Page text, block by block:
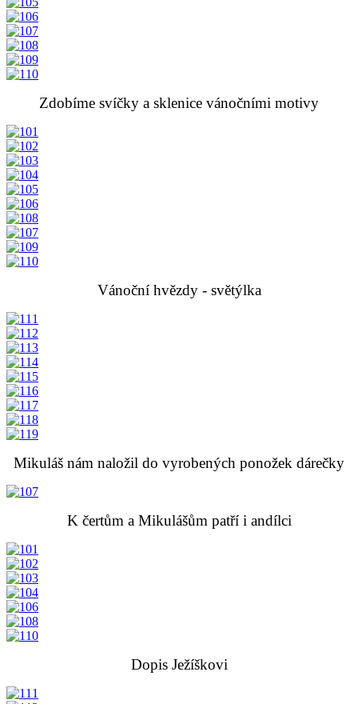
Zdobíme svíčky a sklenice vánočními motivy
Vánoční hvězdy - světýlka
Mikuláš nám naložil do vyrobených ponožek dárečky
K čertům a Mikulášům patří i andílci
Dopis Ježíškovi